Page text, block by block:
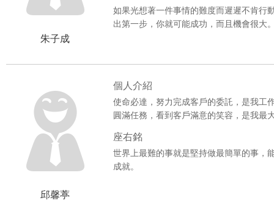
***賀成交***萬丹社區透天車墅
***賀成交***美術館漂亮車庫透天別
***賀成交***鳳頂建地
如果光想著一件事情的難度而遲遲不肯行
出第一步，你就可能成功，而且機會很大
朱子成
個人介紹
使命必達，努力完成客戶的委託，是我工
圓滿任務，看到客戶滿意的笑容，是我最
座右銘
世界上最難的事就是堅持做最簡單的事，
成就。
邱馨葶